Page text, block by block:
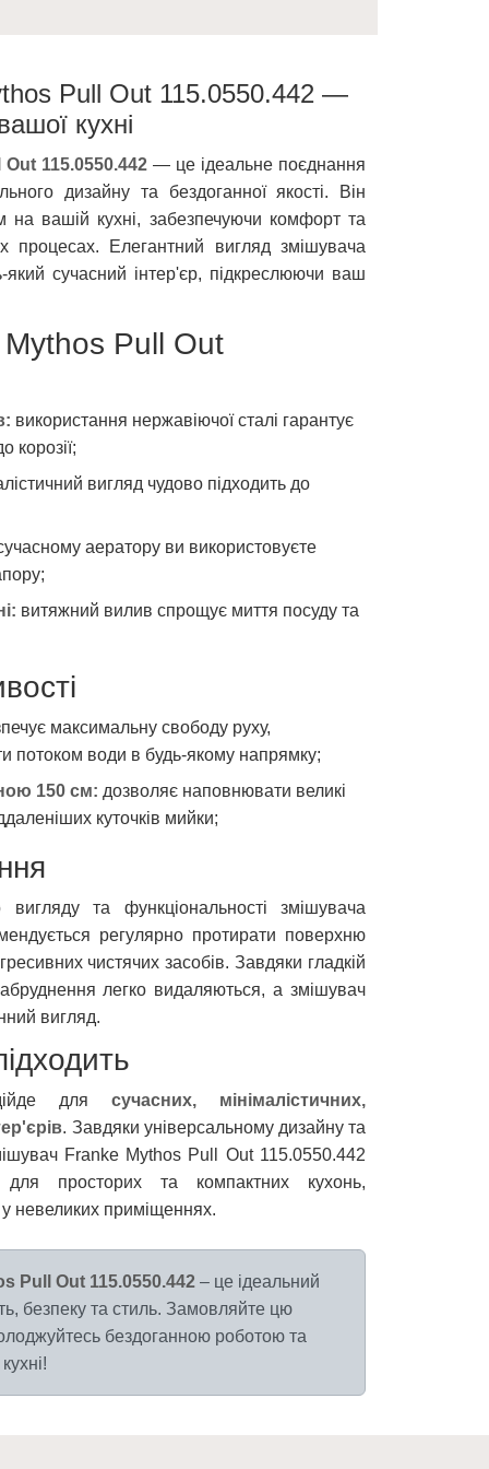
Pull Out 115.0550.442 —
кухні
115.0550.442 — це ідеальне поєднання
дизайну та бездоганної якості. Він
на вашій кухні, забезпечуючи комфорт та
процесах. Елегантний вигляд змішувача
сучасний інтер'єр, підкреслюючи ваш
Pull Out
використання нержавіючої сталі гарантує
корозії;
вигляд чудово підходить до
аератору ви використовуєте
витяжний вилив спрощує миття посуду та
максимальну свободу руху,
потоком води в будь-якому напрямку;
150 см: дозволяє наповнювати великі
куточків мийки;
та функціональності змішувача
регулярно протирати поверхню
чистячих засобів. Завдяки гладкій
легко видаляються, а змішувач
вигляд.
для сучасних, мінімалістичних,
. Завдяки універсальному дизайну та
Franke Mythos Pull Out 115.0550.442
просторих та компактних кухонь,
невеликих приміщеннях.
Pull Out 115.0550.442 – це ідеальний
безпеку та стиль. Замовляйте цю
бездоганною роботою та